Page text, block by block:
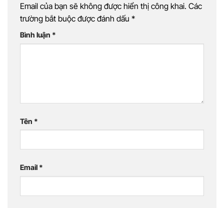
Email của bạn sẽ không được hiển thị công khai. Các
trường bắt buộc được đánh dấu *
Bình luận *
Tên *
Email *